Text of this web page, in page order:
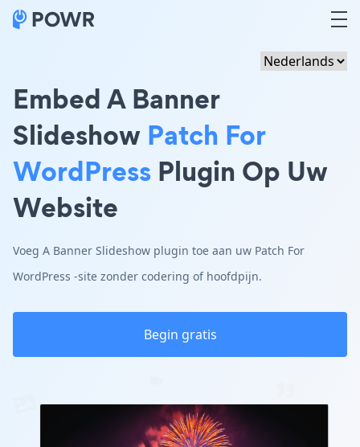
Embed A Banner
Slideshow Patch For
WordPress Plugin Op Uw
Website
Voeg A Banner Slideshow plugin toe aan uw Patch For
WordPress -site zonder codering of hoofdpijn.
Begin gratis